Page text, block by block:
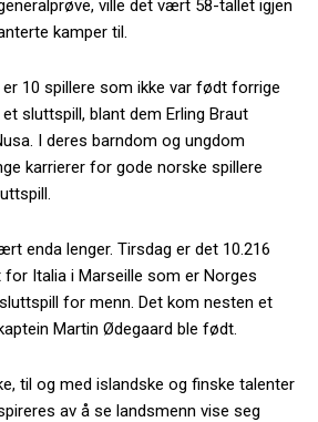
ville det vært 58-tallet igjen
kamper til.
10 spillere som ikke var født forrige
sluttspill, blant dem Erling Braut
I deres barndom og ungdom
karrierer for gode norske spillere
enda lenger. Tirsdag er det 10.216
Italia i Marseille som er Norges
for menn. Det kom nesten et
Martin Ødegaard ble født.
til og med islandske og finske talenter
av å se landsmenn vise seg